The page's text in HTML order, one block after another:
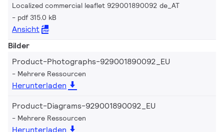
Localized commercial leaflet 929001890092 de_AT
pdf 315.0 kB
Ansicht
Bilder
Product-Photographs-929001890092_EU
Mehrere Ressourcen
Herunterladen
Product-Diagrams-929001890092_EU
Mehrere Ressourcen
Herunterladen